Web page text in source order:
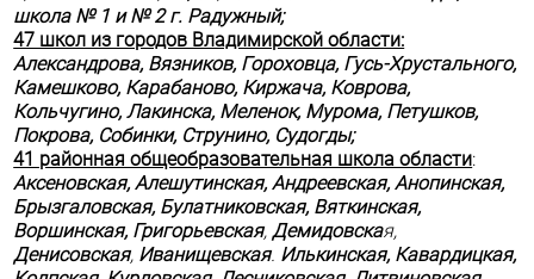
школа № 1 и № 2 г. Радужный;
47 школ из городов Владимирской области:
Александрова, Вязников, Гороховца, Гусь-Хрустального,
Камешково, Карабаново, Киржача, Коврова,
Кольчугино, Лакинска, Меленок, Мурома, Петушков,
Покрова, Собинки, Струнино, Судогды;
41 районная общеобразовательная школа области:
Аксеновская, Алешутинская, Андреевская, Анопинская,
Брызгаловская, Булатниковская, Вяткинская,
Воршинская, Григорьевская,Демидовская,
Денисовская, Иванищевская. Илькинская, Кавардицкая,